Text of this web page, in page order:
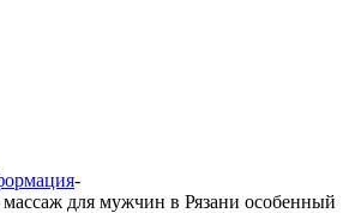
-
для мужчин в Рязани особенный